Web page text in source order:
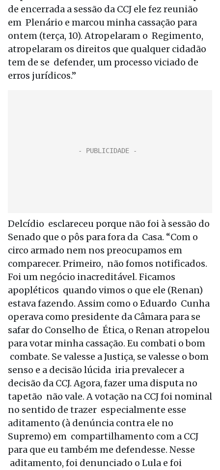
de encerrada a sessão da CCJ ele fez reunião
em Plenário e marcou minha cassação para
ontem (terça, 10). Atropelaram o Regimento,
atropelaram os direitos que qualquer cidadão
tem de se defender, um processo viciado de
erros jurídicos.”
Delcídio esclareceu porque não foi à sessão do
Senado que o pôs para fora da Casa. “Com o
circo armado nem nos preocupamos em
comparecer. Primeiro, não fomos notificados.
Foi um negócio inacreditável. Ficamos
apopléticos quando vimos o que ele (Renan)
estava fazendo. Assim como o Eduardo Cunha
operava como presidente da Câmara para se
safar do Conselho de Ética, o Renan atropelou
para votar minha cassação. Eu combati o bom
combate. Se valesse a Justiça, se valesse o bom
senso e a decisão lúcida iria prevalecer a
decisão da CCJ. Agora, fazer uma disputa no
tapetão não vale. A votação na CCJ foi nominal
no sentido de trazer especialmente esse
aditamento (à denúncia contra ele no
Supremo) em compartilhamento com a CCJ
para que eu também me defendesse. Nesse
aditamento, foi denunciado o Lula e foi